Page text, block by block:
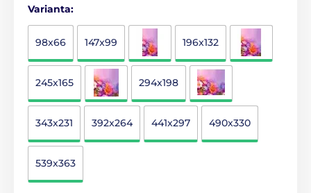
Varianta:
98x66 147x99 196x132
245x165 294x198
343x231 392x264 441x297 490x330
539x363